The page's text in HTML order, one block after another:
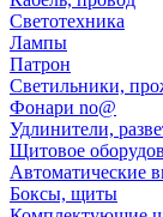
Светотехника
Лампы
Патрон
Светильники,
Фонари no@
Удлинители,
Щитовое
Автоматические
Боксы, щиты